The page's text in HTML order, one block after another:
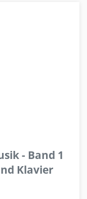
- Band 1
Klavier